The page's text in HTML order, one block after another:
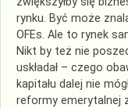
rynku. Być może
OFEs. Ale to rynek
Nikt by też nie
uskładał – czego
kapitału dalej nie
reformy emerytalnej